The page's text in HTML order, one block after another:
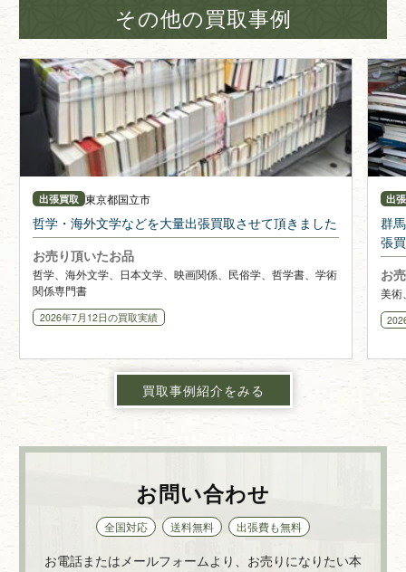
その他の買取事例
出張買取 東京都国立市
哲学・海外文学などを大量出張買取させて頂きました
お売り頂いたお品
哲学、海外文学、日本文学、映画関係、民俗学、哲学書、学術
関係専門書
2026年7月12日の買取実績
出
群
張
お
美術
買取事例紹介をみる
お問い合わせ
全国対応 送料無料 出張費も無料
お電話またはメールフォームより、お売りになりたい本